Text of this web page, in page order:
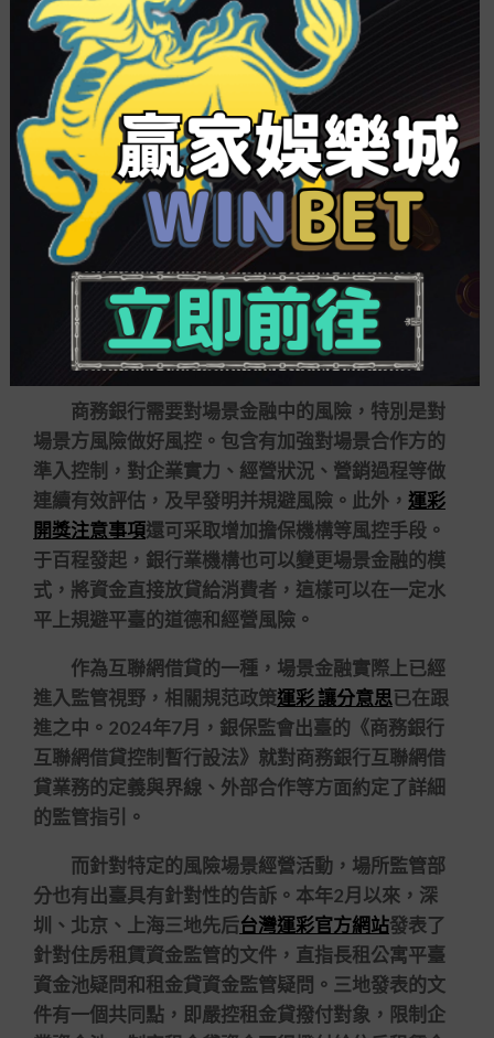
繼續為借款人提供服務，借款人長處受損，不能繼
續還款，往往就會投訴資金方。
場景風控需扎牢籬笆
平凡場景金融安全水平很高，比如云繳費等。
但在上述事件中，銀行機構對場景金融平臺缺乏約
束和節制手段，場景金融平臺對照強橫，同時對于
消費者權益保衛缺乏深入思索。最主要的是，對于
那些‘卷款跑路’的機構缺乏信用懲罰和約束機制台灣
運彩賺錢。蘇寧金融研究院金融科技研究中央主任
孫揚以為，垂直監管機構也要對這些平臺出臺監管
律例，并進行允許經營和周期性審核。
商務銀行需要對場景金融中的風險，特別是對
場景方風險做好風控。包含有加強對場景合作方的
準入控制，對企業實力、經營狀況、營銷過程等做
連續有效評估，及早發明并規避風險。此外， 運彩
開獎注意事項還可采取增加擔保機構等風控手段。
于百程發起，銀行業機構也可以變更場景金融的模
式，將資金直接放貸給消費者，這樣可以在一定水
平上規避平臺的道德和經營風險。
作為互聯網借貸的一種，場景金融實際上已經
進入監管視野，相關規范政策運彩 讓分意思已在跟
進之中。2024年7月，銀保監會出臺的《商務銀行
互聯網借貸控制暫行設法》就對商務銀行互聯網借
貸業務的定義與界線、外部合作等方面約定了詳細
的監管指引。
而針對特定的風險場景經營活動，場所監管部
分也有出臺具有針對性的告訴。本年2月以來，深
圳、北京、上海三地先后台灣運彩官方網站發表了
針對住房租賃資金監管的文件，直指長租公寓平臺
資金池疑問和租金貸資金監管疑問。三地發表的文
件有一個共同點，即嚴控租金貸撥付對象，限制企